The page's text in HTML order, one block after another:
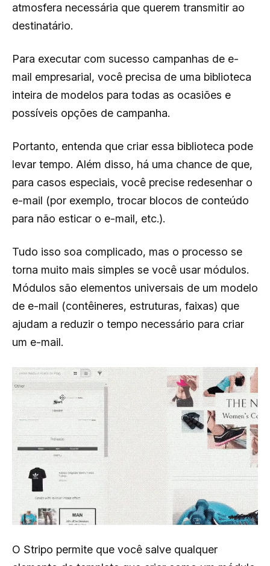
atmosfera necessária que querem transmitir ao
destinatário.
Para executar com sucesso campanhas de e-
mail empresarial, você precisa de uma biblioteca
inteira de modelos para todas as ocasiões e
possíveis opções de campanha.
Portanto, entenda que criar essa biblioteca pode
levar tempo. Além disso, há uma chance de que,
para casos especiais, você precise redesenhar o
e-mail (por exemplo, trocar blocos de conteúdo
para não esticar o e-mail, etc.).
Tudo isso soa complicado, mas o processo se
torna muito mais simples se você usar módulos.
Módulos são elementos universais de um modelo
de e-mail (contêineres, estruturas, faixas) que
ajudam a reduzir o tempo necessário para criar
um e-mail.
O Stripo permite que você salve qualquer